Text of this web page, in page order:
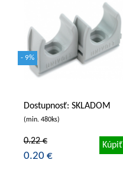
- 9%
Dostupnosť: SKLADOM
(min. 480ks)
0.22 €
0.20 €
Kúpiť